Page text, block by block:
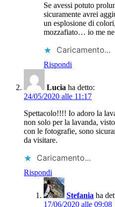
Se avessi potuto
sicuramente avrei
un esplosione di
mozzafiato… io me ne
Caricamento...
Rispondi
Lucia ha detto:
24/05/2020 alle 11:17
Spettacolo!!!! Io adoro la
non solo per la lavanda,
con le fotografie, sono
da visitare.
Caricamento...
Rispondi
Stefania ha
17/06/2020 alle 09:08